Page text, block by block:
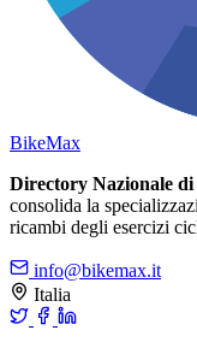
BikeMax
Directory Nazionale
consolida la
ricambi degli esercizi
info@bikemax.it
Italia